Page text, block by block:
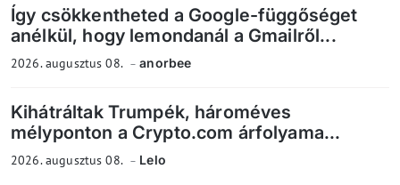
Így csökkentheted a Google-függőséget
anélkül, hogy lemondanál a Gmailről...
2026. augusztus 08. anorbee
Kihátráltak Trumpék, hároméves
mélyponton a Crypto.com árfolyama...
2026. augusztus 08. Lelo